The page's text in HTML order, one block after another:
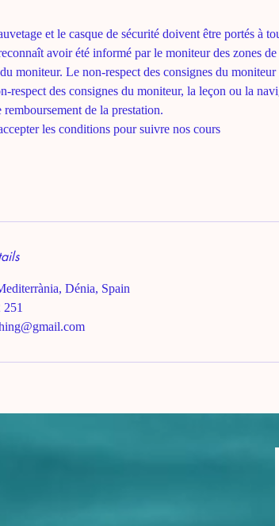
et le casque de sécurité doivent être portés à
avoir été informé par le moniteur des zones
moniteur. Le non-respect des consignes du
respect des consignes du moniteur, la leçon ou la
de la prestation.
les conditions pour suivre nos cours
Dénia, Spain